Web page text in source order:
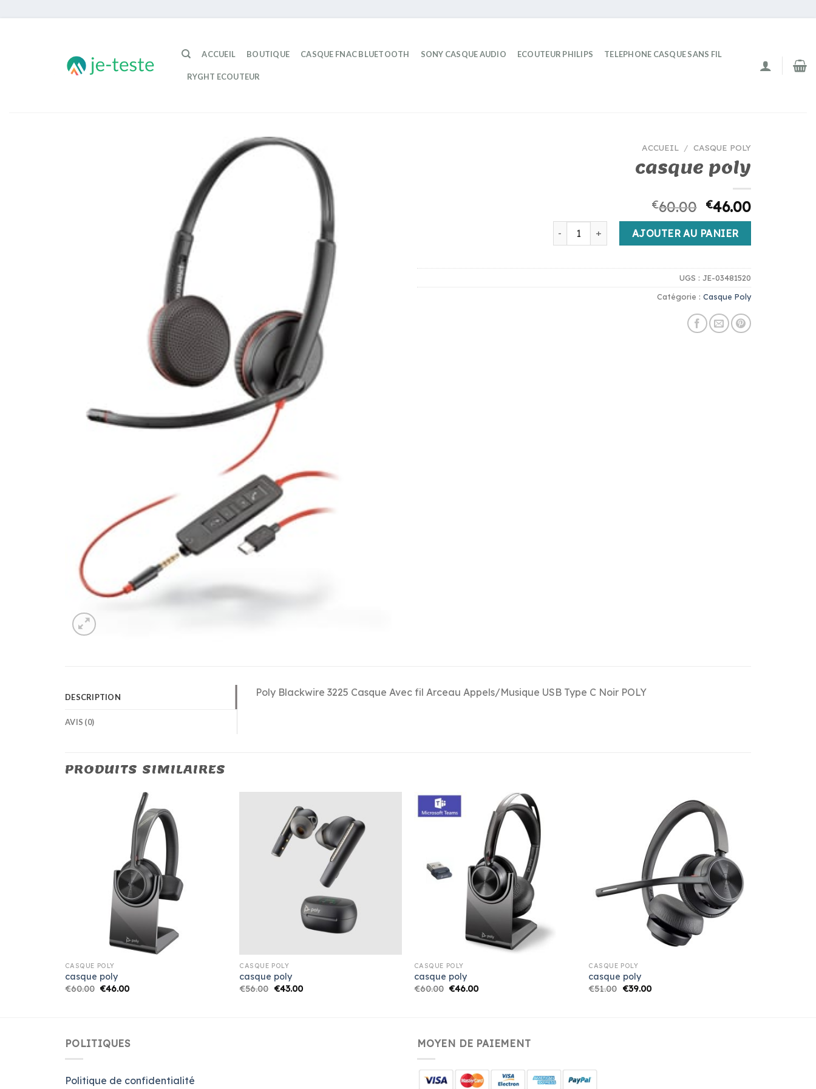
ACCUEIL BOUTIQUE CASQUE FNAC BLUETOOTH SONY CASQUE AUDIO ECOUTEUR PHILIPS TELEPHONE CASQUE SANS FIL
RYGHT ECOUTEUR
ACCUEIL / CASQUE POLY
casque poly
€60.00 €46.00
quantité de casque polyAJOUTER AU PANIER
UGS : JE-03481520
Catégorie : Casque Poly
DESCRIPTION
AVIS (0)
Poly Blackwire 3225 Casque Avec fil Arceau Appels/Musique USB Type C Noir POLY
PRODUITS SIMILAIRES
CASQUE POLY
casque poly
€60.00 €46.00
CASQUE POLY
casque poly
€56.00 €43.00
CASQUE POLY
casque poly
€60.00 €46.00
CASQUE POLY
casque poly
€51.00 €39.00
POLITIQUES
Politique de confidentialité
MOYEN DE PAIEMENT